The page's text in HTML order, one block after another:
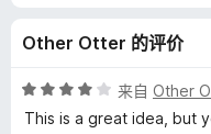
s
R
Other Otter 的评价
评
分
来自 Other
This is a great idea, but